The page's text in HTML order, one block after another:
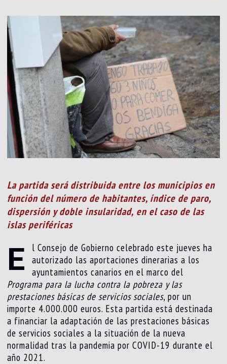
La partida será distribuida entre los municipios en
función del número de habitantes, índice de paro,
dispersión y doble insularidad, en el caso de las
islas periféricas
E
l Consejo de Gobierno celebrado este jueves ha
autorizado las aportaciones dinerarias a los
ayuntamientos canarios en el marco del
Programa para la lucha contra la pobreza y las
prestaciones básicas de servicios sociales, por un
importe 4.000.000 euros. Esta partida está destinada
a financiar la adaptación de las prestaciones básicas
de servicios sociales a la situación de la nueva
normalidad tras la pandemia por COVID-19 durante el
año 2021.